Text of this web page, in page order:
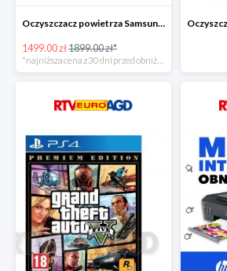
Oczyszczacz powietrza Samsung AX60R5080WD/EU -400zł!
1499.00 zł1899.00 zł*
*najniższa cena z 30 dni przed obniżką